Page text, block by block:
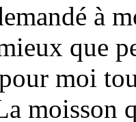
à
que
moi
moisson